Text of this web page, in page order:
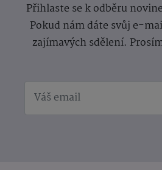
Přihlaste se k odběru
Pokud nám dáte svůj e-
zajímavých sdělení.